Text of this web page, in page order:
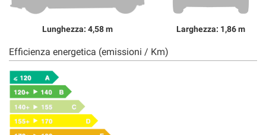
Lunghezza: 4,58 m Larghezza: 1,86 m
Efficienza energetica (emissioni / Km)